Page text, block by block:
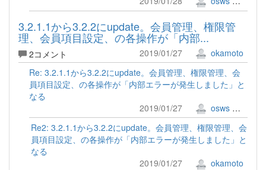
3.2.1.1から3.2.2にupdate。会員管理、権限管
理、会員項目設定、の各操作が「内部...
2コメント 2019/01/27
okamoto
Re: 3.2.1.1から3.2.2にupdate。会員管理、権限管理、会
員項目設定、の各操作が「内部エラーが発生しました」と
なる
2019/01/27
osws 牟田口 満
Re2: 3.2.1.1から3.2.2にupdate。会員管理、権限管理、会
員項目設定、の各操作が「内部エラーが発生しました」と
なる
2019/01/27
okamoto